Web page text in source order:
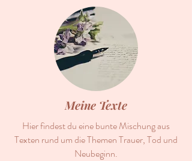
Meine Texte
Hier findest du eine bunte Mischung aus
Texten rund um die Themen Trauer, Tod und
Neubeginn.